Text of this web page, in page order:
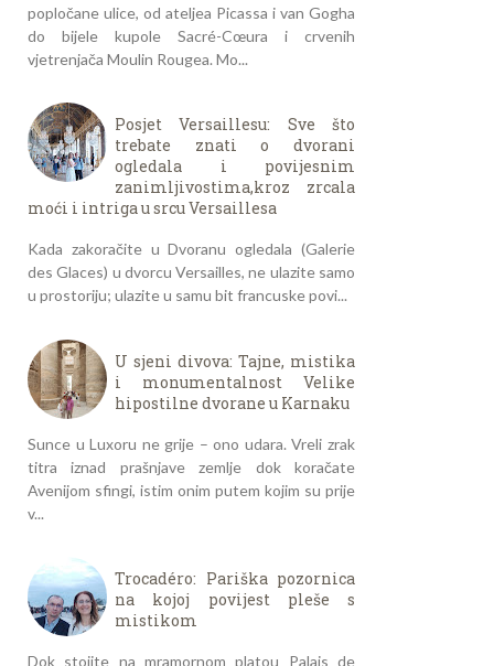
popločane ulice, od ateljea Picassa i van Gogha
do bijele kupole Sacré-Cœura i crvenih
vjetrenjača Moulin Rougea. Mo...
Posjet Versaillesu: Sve što
trebate znati o dvorani
ogledala i povijesnim
zanimljivostima,kroz zrcala
moći i intriga u srcu Versaillesa
Kada zakoračite u Dvoranu ogledala (Galerie
des Glaces) u dvorcu Versailles, ne ulazite samo
u prostoriju; ulazite u samu bit francuske povi...
U sjeni divova: Tajne, mistika
i monumentalnost Velike
hipostilne dvorane u Karnaku
Sunce u Luxoru ne grije – ono udara. Vreli zrak
titra iznad prašnjave zemlje dok koračate
Avenijom sfingi, istim onim putem kojim su prije
v...
Trocadéro: Pariška pozornica
na kojoj povijest pleše s
mistikom
Dok stojite na mramornom platou Palais de